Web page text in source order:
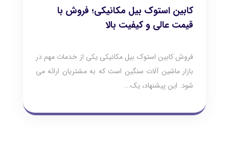
کابین استوک بیل مکانیکی؛ فروش با
قیمت عالی و کیفیت بالا
فروش کابین استوک بیل مکانیکی یکی از خدمات مهم در
بازار ماشین‌ آلات سنگین است که به مشتریان ارائه می‌
شود. این پیشنهاد، یک...